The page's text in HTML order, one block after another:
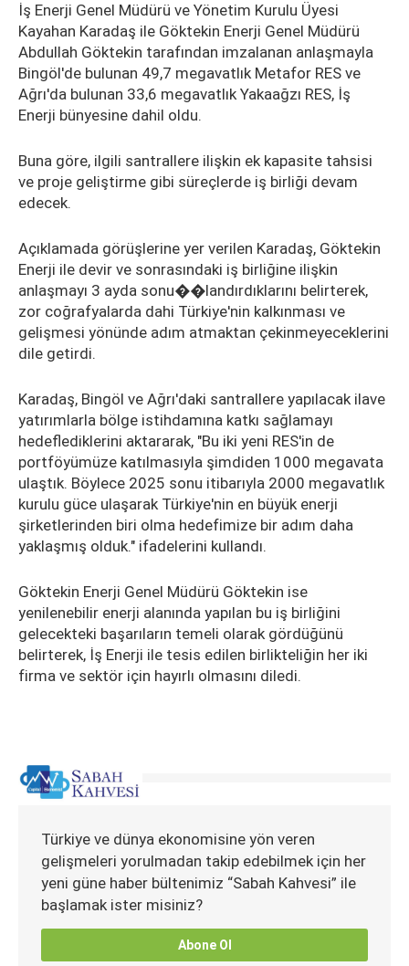
İş Enerji Genel Müdürü ve Yönetim Kurulu Üyesi
Kayahan Karadaş ile Göktekin Enerji Genel Müdürü
Abdullah Göktekin tarafından imzalanan anlaşmayla
Bingöl'de bulunan 49,7 megavatlık Metafor RES ve
Ağrı'da bulunan 33,6 megavatlık Yakaağzı RES, İş
Enerji bünyesine dahil oldu.
Buna göre, ilgili santrallere ilişkin ek kapasite tahsisi
ve proje geliştirme gibi süreçlerde iş birliği devam
edecek.
Açıklamada görüşlerine yer verilen Karadaş, Göktekin
Enerji ile devir ve sonrasındaki iş birliğine ilişkin
anlaşmayı 3 ayda sonu��landırdıklarını belirterek,
zor coğrafyalarda dahi Türkiye'nin kalkınması ve
gelişmesi yönünde adım atmaktan çekinmeyeceklerini
dile getirdi.
Karadaş, Bingöl ve Ağrı'daki santrallere yapılacak ilave
yatırımlarla bölge istihdamına katkı sağlamayı
hedeflediklerini aktararak, "Bu iki yeni RES'in de
portföyümüze katılmasıyla şimdiden 1000 megavata
ulaştık. Böylece 2025 sonu itibarıyla 2000 megavatlık
kurulu güce ulaşarak Türkiye'nin en büyük enerji
şirketlerinden biri olma hedefimize bir adım daha
yaklaşmış olduk." ifadelerini kullandı.
Göktekin Enerji Genel Müdürü Göktekin ise
yenilenebilir enerji alanında yapılan bu iş birliğini
gelecekteki başarıların temeli olarak gördüğünü
belirterek, İş Enerji ile tesis edilen birlikteliğin her iki
firma ve sektör için hayırlı olmasını diledi.
Türkiye ve dünya ekonomisine yön veren
gelişmeleri yorulmadan takip edebilmek için her
yeni güne haber bültenimiz “Sabah Kahvesi” ile
başlamak ister misiniz?
Abone Ol